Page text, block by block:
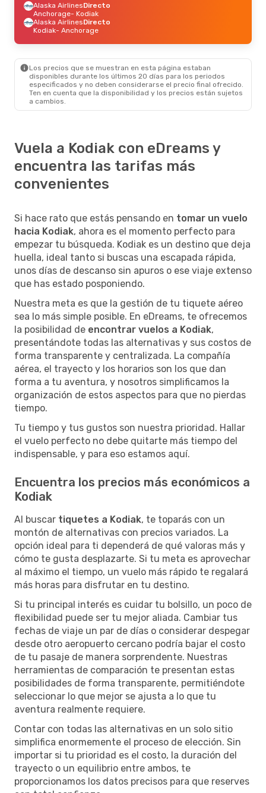
Alaska AirlinesDirecto
Anchorage- Kodiak
Alaska AirlinesDirecto
Kodiak- Anchorage
Los precios que se muestran en esta página estaban
disponibles durante los últimos 20 días para los periodos
especificados y no deben considerarse el precio final ofrecido.
Ten en cuenta que la disponibilidad y los precios están sujetos
a cambios.
Vuela a Kodiak con eDreams y
encuentra las tarifas más
convenientes
Si hace rato que estás pensando en tomar un vuelo
hacia Kodiak, ahora es el momento perfecto para
empezar tu búsqueda. Kodiak es un destino que deja
huella, ideal tanto si buscas una escapada rápida,
unos días de descanso sin apuros o ese viaje extenso
que has estado posponiendo.
Nuestra meta es que la gestión de tu tiquete aéreo
sea lo más simple posible. En eDreams, te ofrecemos
la posibilidad de encontrar vuelos a Kodiak,
presentándote todas las alternativas y sus costos de
forma transparente y centralizada. La compañía
aérea, el trayecto y los horarios son los que dan
forma a tu aventura, y nosotros simplificamos la
organización de estos aspectos para que no pierdas
tiempo.
Tu tiempo y tus gustos son nuestra prioridad. Hallar
el vuelo perfecto no debe quitarte más tiempo del
indispensable, y para eso estamos aquí.
Encuentra los precios más económicos a
Kodiak
Al buscar tiquetes a Kodiak, te toparás con un
montón de alternativas con precios variados. La
opción ideal para ti dependerá de qué valoras más y
cómo te gusta desplazarte. Si tu meta es aprovechar
al máximo el tiempo, un vuelo más rápido te regalará
más horas para disfrutar en tu destino.
Si tu principal interés es cuidar tu bolsillo, un poco de
flexibilidad puede ser tu mejor aliada. Cambiar tus
fechas de viaje un par de días o considerar despegar
desde otro aeropuerto cercano podría bajar el costo
de tu pasaje de manera sorprendente. Nuestras
herramientas de comparación te presentan estas
posibilidades de forma transparente, permitiéndote
seleccionar lo que mejor se ajusta a lo que tu
aventura realmente requiere.
Contar con todas las alternativas en un solo sitio
simplifica enormemente el proceso de elección. Sin
importar si tu prioridad es el costo, la duración del
trayecto o un equilibrio entre ambos, te
proporcionamos los datos precisos para que reserves